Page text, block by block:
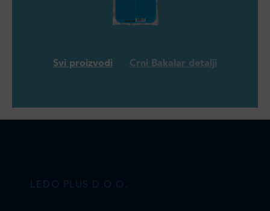
Svi proizvodi Crni Bakalar detalji
LEDO PLUS D.O.O.